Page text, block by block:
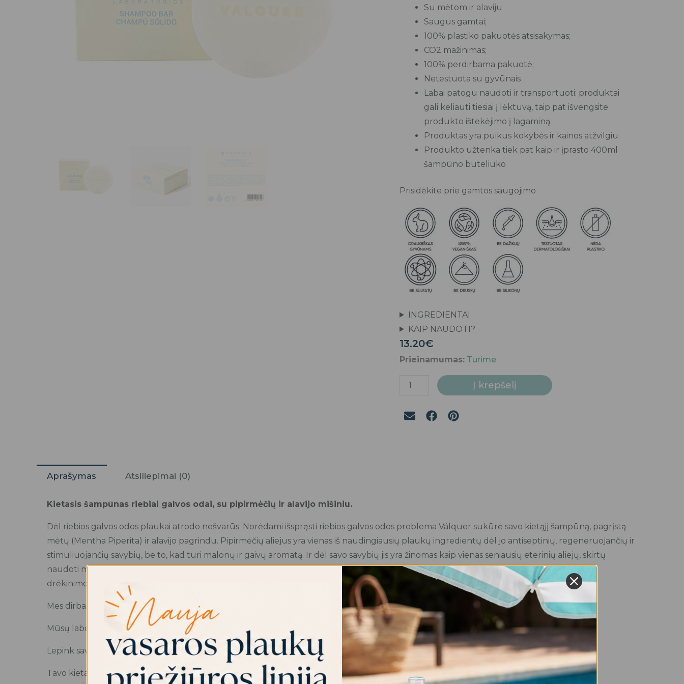
Su mėtom ir alaviju
Saugus gamtai;
100% plastiko pakuotės atsisakymas;
CO2 mažinimas;
100% perdirbama pakuotė;
Netestuota su gyvūnais
Labai patogu naudoti ir transportuoti: produktai
gali keliauti tiesiai į lėktuvą, taip pat išvengsite
produkto ištekėjimo į lagaminą.
Produktas yra puikus kokybės ir kainos atžvilgiu.
Produkto užtenka tiek pat kaip ir įprasto 400ml
šampūno buteliuko
Prisidėkite prie gamtos saugojimo
INGREDIENTAI
KAIP NAUDOTI?
13.20€
Prieinamumas: Turime
produkto
„VALQUER”
šampūnas
Į krepšelį
Aprašymas Atsiliepimai (0)
Kietasis šampūnas riebiai galvos odai, su pipirmėčių ir alavijo mišiniu.
Dėl riebios galvos odos plaukai atrodo nešvarūs. Norėdami išspręsti riebios galvos odos problema Válquer sukūrė savo kietąjį šampūną, pagrįstą
mėtų (Mentha Piperita) ir alavijo pagrindu. Pipirmėčių aliejus yra vienas iš naudingiausių plaukų ingredientų dėl jo antiseptinių, regeneruojančių ir
stimuliuojančių savybių, be to, kad turi malonų ir gaivų aromatą. Ir dėl savo savybių jis yra žinomas kaip vienas seniausių eterinių aliejų, skirtų
naudoti medicinoje. Savo ruožtu alavijas šiais laikais tapo dar vienu iš pagrindinių kosmetikos gaminių ingredientų, nes suteikia plaukams
drėkinimo ir minkštumo. Tarp daugybės kitų aktyvių komponentų yra vitaminai, mineralai, fermentai ir salicilo rūgštys.
Mes dirbame jums ir mūsų planetai.
Mūsų laboratorijos pagalba norime pasiūlyti kasdieninę kokybišką kosmetikos liniją, kuri yra natūrali ir 100% veganiška.
Lepink savo plaukus taip pat kaip savo odą
Tavo kietasis šampūnas yra ne tik higienos priemonė, bet ir grožio šaltinis. Pasirūpink savo grožiu kas dieną.